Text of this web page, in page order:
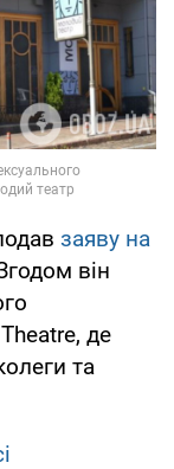
заяву на
він
де
та